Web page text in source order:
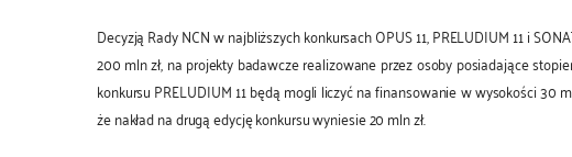
Decyzją Rady NCN w najbliższych konkursach OPUS 11, PRELUDIUM 11 i
200 mln zł, na projekty badawcze realizowane przez osoby posiadające
konkursu PRELUDIUM 11 będą mogli liczyć na finansowanie w wysokości 30
że nakład na drugą edycję konkursu wyniesie 20 mln zł.